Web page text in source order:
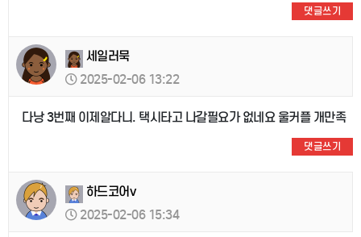
댓글쓰기
세일러묵
2025-02-06 13:22
다낭 3번째 이제알다니. 택시타고 나갈필요가 없네요 울커플 개만족
댓글쓰기
하드코어v
2025-02-06 15:34